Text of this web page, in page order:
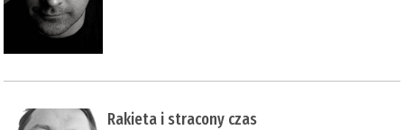
Rakieta i stracony czas